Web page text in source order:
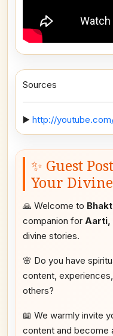
Sources
▶️ http://
✨ Guest
Your
🙏 Welcome to
companion for Aarti,
divine stories.
🌸 Do you have
content,
others?
📖 We warmly invite
content and become